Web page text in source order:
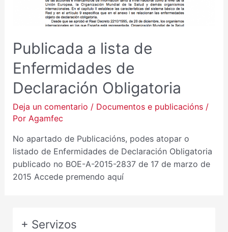
Publicada a lista de
Enfermidades de
Declaración Obligatoria
Deja un comentario / Documentos e publicacións/
Por Agamfec
No apartado de Publicacións, podes atopar o
listado de Enfermidades de Declaración Obligatoria
publicado no BOE-A-2015-2837 de 17 de marzo de
2015 Accede premendo aquí
+ Servizos